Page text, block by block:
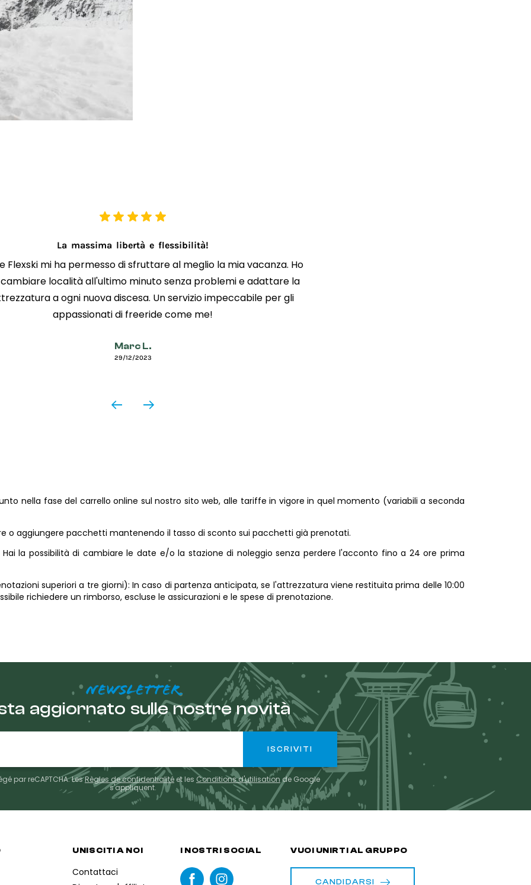
La massima libertà e flessibilità!
Flexski mi ha permesso di sfruttare al meglio la mia vacanza. Ho
località all'ultimo minuto senza problemi e adattare la
a ogni nuova discesa. Un servizio impeccabile per gli
appassionati di freeride come me!
Marc L.
29/12/2023
nella fase del carrello online sul nostro sito web, alle tariffe in vigore in quel momento (variabili a seconda
o aggiungere pacchetti mantenendo il tasso di sconto sui pacchetti già prenotati.
la possibilità di cambiare le date e/o la stazione di noleggio senza perdere l'acconto fino a 24 ore prima
superiori a tre giorni): In caso di partenza anticipata, se l'attrezzatura viene restituita prima delle 10:00
richiedere un rimborso, escluse le assicurazioni e le spese di prenotazione.
NEWSLETTER
aggiornato sulle nostre novità
par reCAPTCHA. LesRègles de confidentialité et les Conditions d'utilisation de Google
s'appliquent.
UNISCITI A NOI
Contattaci
I NOSTRI SOCIAL VUOI UNIRTI AL GRUPPO
CANDIDARSI